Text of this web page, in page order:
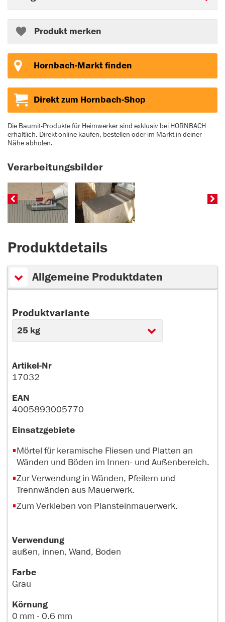
Produkt merken
Hornbach-Markt finden
Direkt zum Hornbach-Shop
Die Baumit-Produkte für Heimwerker sind exklusiv bei HORNBACH
erhältlich. Direkt online kaufen, bestellen oder im Markt in deiner
Nähe abholen.
Verarbeitungsbilder
Produktdetails
Allgemeine Produktdaten
Produktvariante
Artikel-Nr
17032
EAN
4005893005770
Einsatzgebiete
Mörtel für keramische Fliesen und Platten an
Wänden und Böden im Innen- und Außenbereich.
Zur Verwendung in Wänden, Pfeilern und
Trennwänden aus Mauerwerk.
Zum Verkleben von Plansteinmauerwerk.
Verwendung
außen, innen, Wand, Boden
Farbe
Grau
Körnung
0 mm - 0.6 mm